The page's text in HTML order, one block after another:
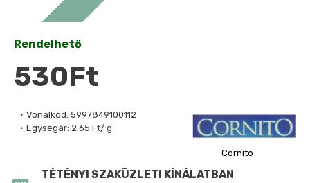
Vonalkód: 5997849100112
Egységár: 2.65 Ft/ g
Cornito
Rendelhető
530Ft
TÉTÉNYI SZAKÜZLETI KÍNÁLATBAN